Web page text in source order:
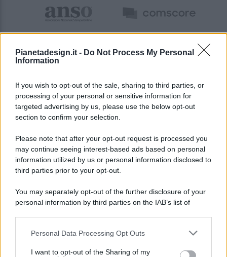
Pianetadesign.it - Do Not Process My Personal
Information
If you wish to opt-out of the sale, sharing to third parties, or
processing of your personal or sensitive information for
targeted advertising by us, please use the below opt-out
section to confirm your selection.
Please note that after your opt-out request is processed you
may continue seeing interest-based ads based on personal
information utilized by us or personal information disclosed to
third parties prior to your opt-out.
You may separately opt-out of the further disclosure of your
personal information by third parties on the IAB’s list of
This information may also be disclosed by us to third parties
Personal Data Processing Opt Outs
I want to opt-out of the Sharing of my
© 2026 - Pianeta Design - P.IVA 04827280654 - Testata
Registrata Al Tribunale Di Nocera Inferiore N. 8/2020 - RG N.
ISCRIZIONE AL ROC N. 35792 – ISCRITTA ALL’ANSO
(ASSOCIAZIONE NAZIONALE STAMPA ONLINE)
PREFERENZE PRIVACY